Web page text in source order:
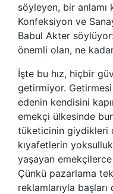
söyleyen, bir anlamı
Konfeksiyon ve
Babul Akter
önemli olan, ne
İşte bu hız, hiçbir
getirmiyor.
edenin kendisini
emekçi ülkesinde
tüketicinin giydikleri
kıyafetlerin
yaşayan
Çünkü pazarlama
reklamlarıyla